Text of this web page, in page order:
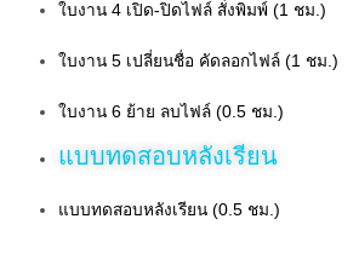
ใบงาน 4 เปิด-ปิดไฟล์ สั่งพิมพ์ (1 ชม.)
ใบงาน 5 เปลี่ยนชื่อ คัดลอกไฟล์ (1 ชม.)
ใบงาน 6 ย้าย ลบไฟล์ (0.5 ชม.)
แบบทดสอบหลังเรียน
แบบทดสอบหลังเรียน (0.5 ชม.)